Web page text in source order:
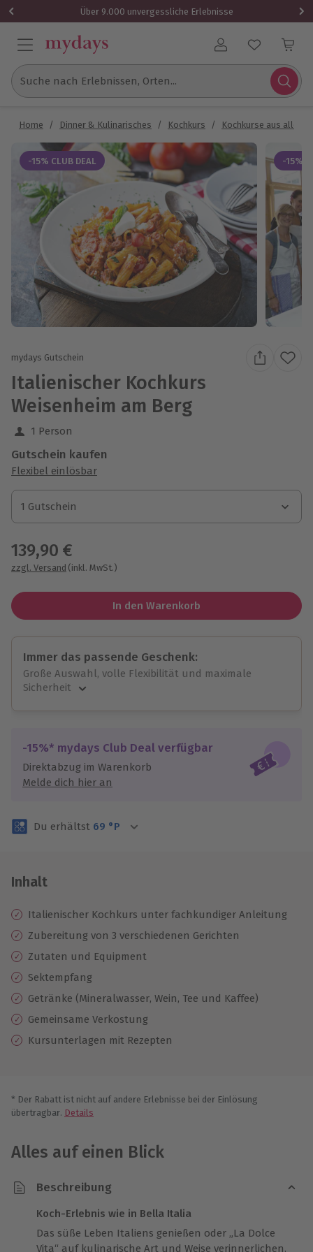
Über 9.000 unvergessliche Erlebnisse
Benutzerkonto
Suche nach Erlebnissen, Orten...
Home / Dinner & Kulinarisches / Kochkurs / Kochkurse aus aller
-15% CLUB DEAL -15%
mydays Gutschein
Italienischer Kochkurs
Weisenheim am Berg
1 Person
Gutschein kaufen
Flexibel einlösbar
1 Gutschein
1 Gutschein
1 Gutschein
139,90 €
zzgl. Versand (inkl. MwSt.)
In den Warenkorb
Immer das passende Geschenk:
Große Auswahl, volle Flexibilität und maximale
Sicherheit
Jeder Gutschein für alle Erlebnisse einlösbar.
Maximale Sicherheit
3 Jahre gültig & verlängerbar.
-15%* mydays Club Deal verfügbar
Direktabzug im Warenkorb
Melde dich hier an
Du erhältst 69 °P
Inhalt
Italienischer Kochkurs unter fachkundiger Anleitung
Zubereitung von 3 verschiedenen Gerichten
Zutaten und Equipment
Sektempfang
Getränke (Mineralwasser, Wein, Tee und Kaffee)
Gemeinsame Verkostung
Kursunterlagen mit Rezepten
* Der Rabatt ist nicht auf andere Erlebnisse bei der Einlösung
übertragbar. Details
Alles auf einen Blick
Beschreibung
Koch-Erlebnis wie in Bella Italia
Das süße Leben Italiens genießen oder „La Dolce
Vita“ auf kulinarische Art und Weise verinnerlichen.